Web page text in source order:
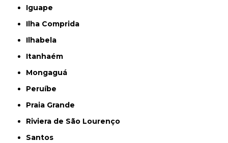
Iguape
Ilha Comprida
Ilhabela
Itanhaém
Mongaguá
Peruíbe
Praia Grande
Riviera de São Lourenço
Santos